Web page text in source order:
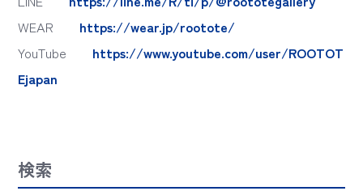
WEAR https://wear.jp/rootote/
YouTube https://www.youtube.com/user/ROOTOT
Ejapan
検索